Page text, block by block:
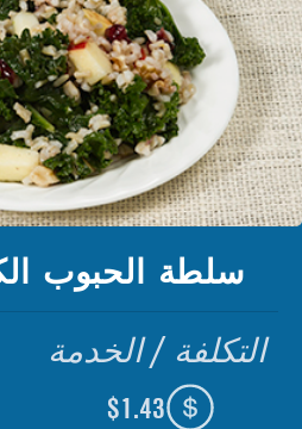
سلطة الحبوب
التكلفة / الخدمة
$1.43